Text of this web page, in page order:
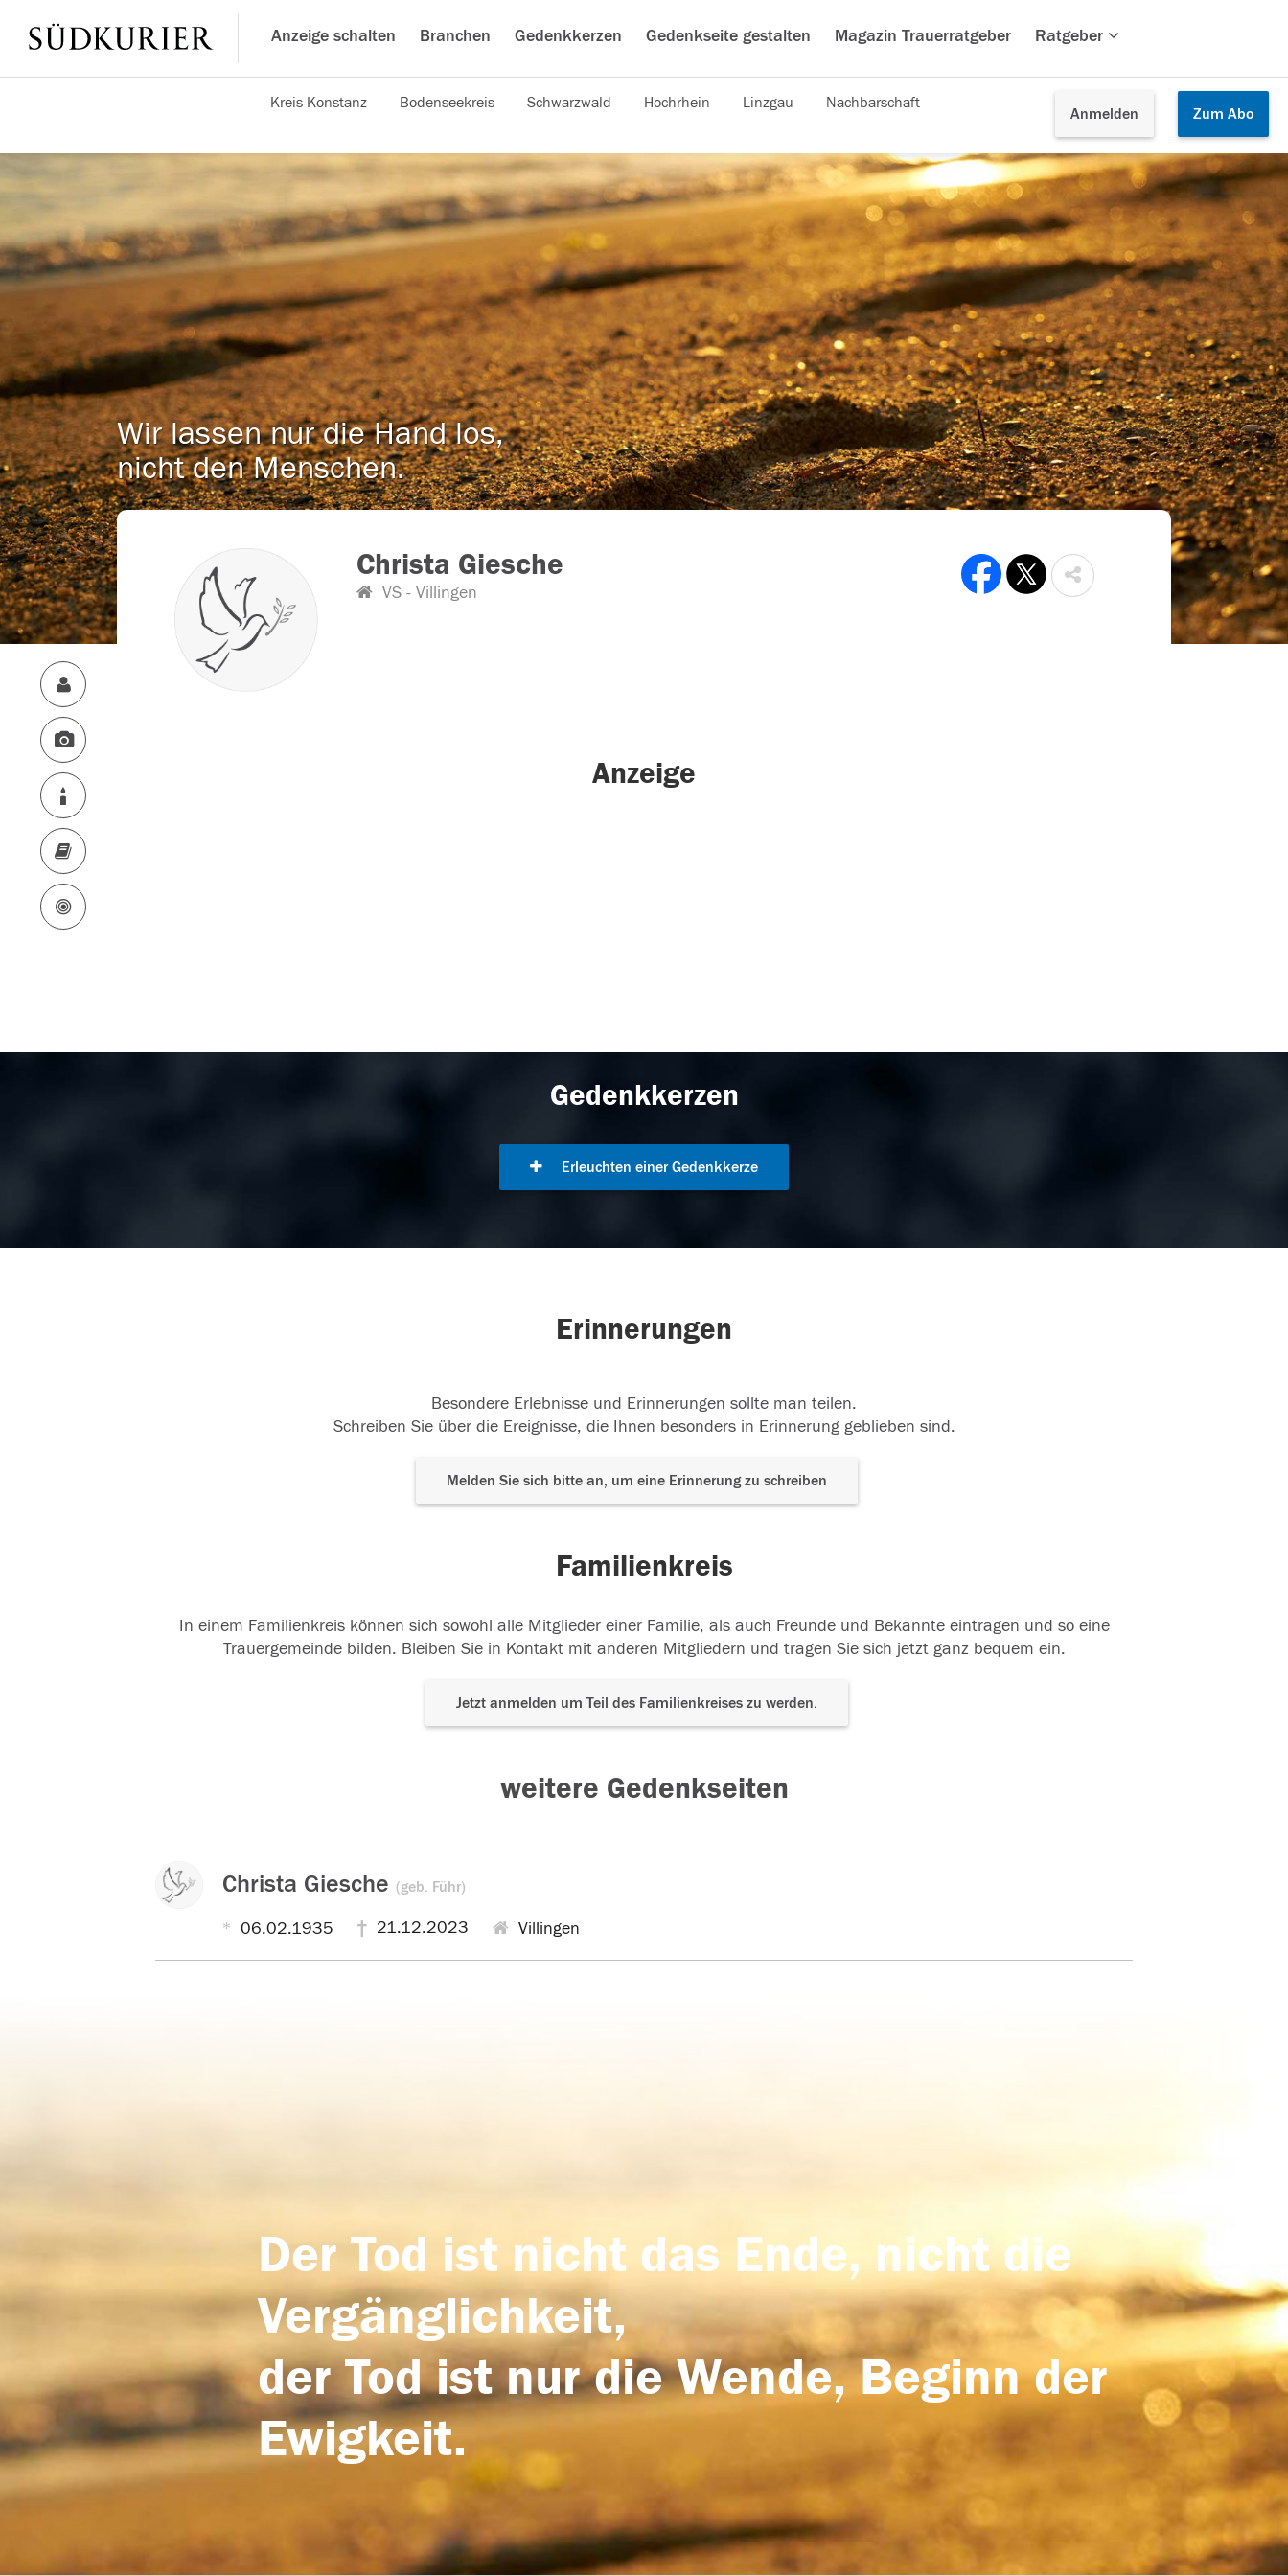
Anzeige schalten Branchen Gedenkkerzen Gedenkseite gestalten Magazin Trauerratgeber Ratgeber
Anmelden Zum Abo
Kreis Konstanz Bodenseekreis Schwarzwald Hochrhein Linzgau Nachbarschaft
Wir lassen nur die Hand los,
nicht den Menschen.
Christa Giesche
VS - Villingen
Anzeige
Gedenkkerzen
Erleuchten einer Gedenkkerze
Erinnerungen
Besondere Erlebnisse und Erinnerungen sollte man teilen.
Schreiben Sie über die Ereignisse, die Ihnen besonders in Erinnerung geblieben sind.
Melden Sie sich bitte an, um eine Erinnerung zu schreiben
Familienkreis
In einem Familienkreis können sich sowohl alle Mitglieder einer Familie, als auch Freunde und Bekannte eintragen und so eine
Trauergemeinde bilden. Bleiben Sie in Kontakt mit anderen Mitgliedern und tragen Sie sich jetzt ganz bequem ein.
Jetzt anmelden um Teil des Familienkreises zu werden.
weitere Gedenkseiten
Christa Giesche (geb. Führ)
06.02.1935 21.12.2023 Villingen
Der Tod ist nicht das Ende, nicht die
Vergänglichkeit,
der Tod ist nur die Wende, Beginn der
Ewigkeit.